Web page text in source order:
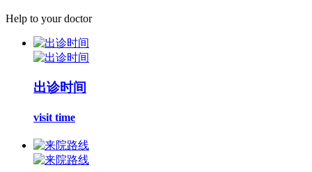
Help to your doctor
出诊时间
visit time